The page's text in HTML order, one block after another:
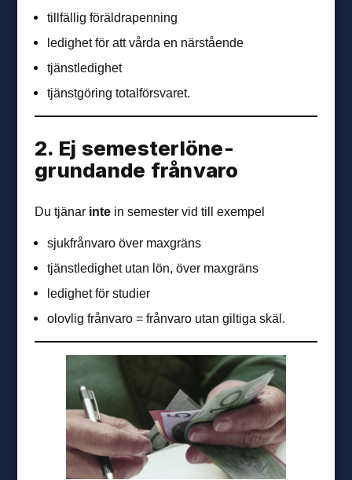
tillfällig föräldrapenning
ledighet för att vårda en närstående
tjänstledighet
tjänstgöring totalförsvaret.
2. Ej semester­löne­
grundande frånvaro
Du tjänar inte in semester vid till exempel
sjukfrånvaro över maxgräns
tjänstledighet utan lön, över maxgräns
ledighet för studier
olovlig frånvaro = frånvaro utan giltiga skäl.